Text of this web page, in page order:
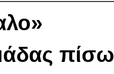
πίσω